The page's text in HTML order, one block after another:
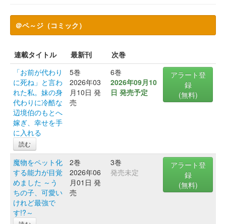
＠ペ～ジ（コミック）
連載タイトル 最新刊
次巻
「お前が代わり
に死ね」と言わ
れた私。妹の身
代わりに冷酷な
辺境伯のもとへ
嫁ぎ、幸せを手
に入れる
読む
5巻
2026年03
月10日 発
売
6巻
2026年09月10
日 発売予定
アラート登
録
(無料)
魔物をペット化
する能力が目覚
めました ～う
ちの子、可愛い
けれど最強で
す!?～
2巻
2026年06
月01日 発
売
3巻
発売未定
アラート登
録
(無料)